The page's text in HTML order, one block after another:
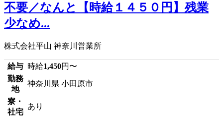
不要／なんと【時給１４５０円】残業
少なめ...
株式会社平山 神奈川営業所
給与 時給1,450円〜
勤務
地
神奈川県 小田原市
寮・
社宅
あり